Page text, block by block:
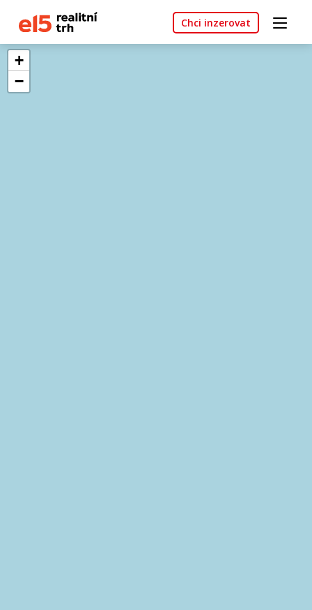
Chci inzerovat
+
−